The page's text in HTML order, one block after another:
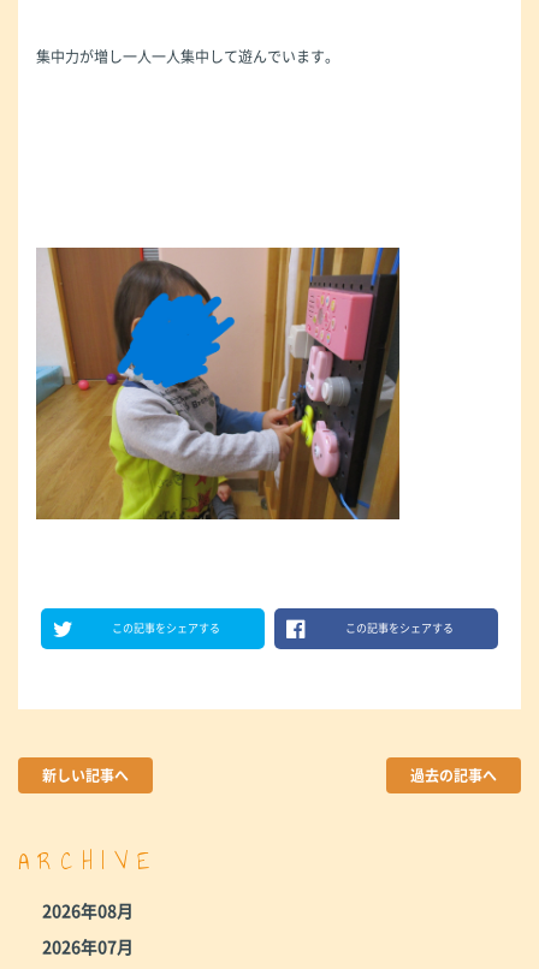
集中力が増し一人一人集中して遊んでいます。
この記事をシェアする この記事をシェアする
新しい記事へ 過去の記事へ
ARCHIVE
2026年08月
2026年07月